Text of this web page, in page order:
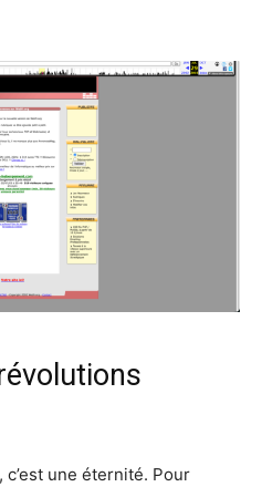
une éternité. Pour